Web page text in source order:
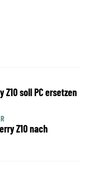
Z10 soll PC ersetzen
Z10 nach